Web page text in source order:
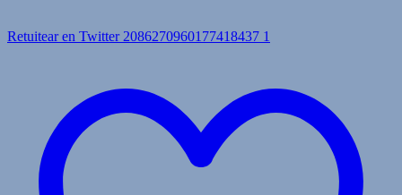
Retuitear en Twitter 2086270960177418437 1